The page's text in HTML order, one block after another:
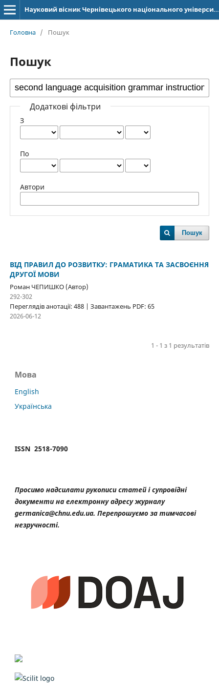
Науковий вісник Чернівецького національного університету імені Юрія Федьковича. Серія: Германська філологія
Головна / Пошук
Пошук
Додаткові фільтри
З
По
Автори
Пошук
ВІД ПРАВИЛ ДО РОЗВИТКУ: ГРАМАТИКА ТА ЗАСВОЄННЯ
ДРУГОЇ МОВИ
Роман ЧЕПИШКО (Автор)
292-302
Переглядів анотації: 488 | Завантажень PDF: 65
2026-06-12
1 - 1 з 1 результатів
Мова
English
Українська
ISSN 2518-7090
Просимо надсилати рукописи статей і супровідні
документи на електронну адресу журналу
germanica@chnu.edu.ua. Перепрошуємо за тимчасові
незручності.